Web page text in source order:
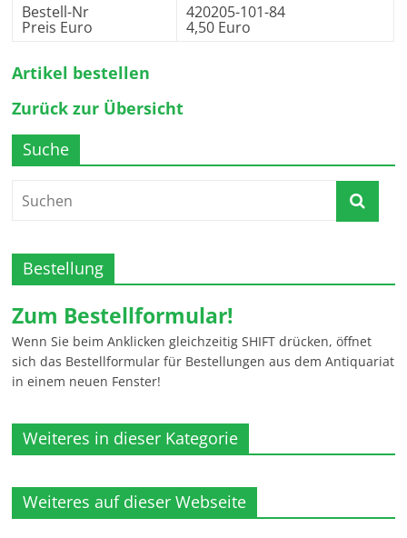
Bestell-Nr
Preis Euro
420205-101-84
4,50 Euro
Artikel bestellen
Zurück zur Übersicht
Suche
Bestellung
Zum Bestellformular!
Wenn Sie beim Anklicken gleichzeitig SHIFT drücken, öffnet
sich das Bestellformular für Bestellungen aus dem Antiquariat
in einem neuen Fenster!
Weiteres in dieser Kategorie
Weiteres auf dieser Webseite